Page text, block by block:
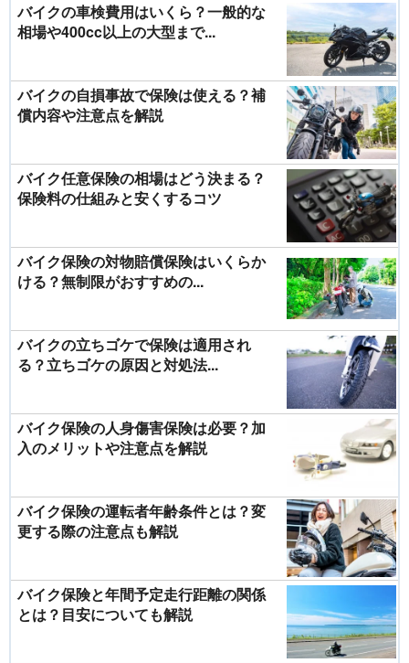
バイクの車検費用はいくら？一般的な
相場や400cc以上の大型まで...
バイクの自損事故で保険は使える？補
償内容や注意点を解説
バイク任意保険の相場はどう決まる？
保険料の仕組みと安くするコツ
バイク保険の対物賠償保険はいくらか
ける？無制限がおすすめの...
バイクの立ちゴケで保険は適用され
る？立ちゴケの原因と対処法...
バイク保険の人身傷害保険は必要？加
入のメリットや注意点を解説
バイク保険の運転者年齢条件とは？変
更する際の注意点も解説
バイク保険と年間予定走行距離の関係
とは？目安についても解説